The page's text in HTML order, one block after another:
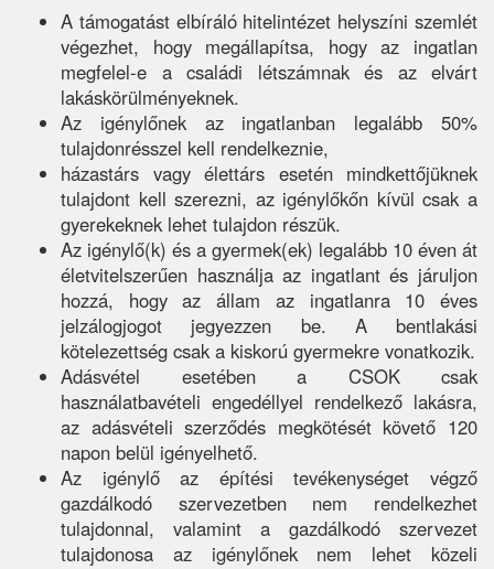
A támogatást elbíráló hitelintézet helyszíni szemlét
végezhet, hogy megállapítsa, hogy az ingatlan
megfelel-e a családi létszámnak és az elvárt
lakáskörülményeknek.
Az igénylőnek az ingatlanban legalább 50%
tulajdonrésszel kell rendelkeznie,
házastárs vagy élettárs esetén mindkettőjüknek
tulajdont kell szerezni, az igénylőkőn kívül csak a
gyerekeknek lehet tulajdon részük.
Az igénylő(k) és a gyermek(ek) legalább 10 éven át
életvitelszerűen használja az ingatlant és járuljon
hozzá, hogy az állam az ingatlanra 10 éves
jelzálogjogot jegyezzen be. A bentlakási
kötelezettség csak a kiskorú gyermekre vonatkozik.
Adásvétel esetében a CSOK csak
használatbavételi engedéllyel rendelkező lakásra,
az adásvételi szerződés megkötését követő 120
napon belül igényelhető.
Az igénylő az építési tevékenységet végző
gazdálkodó szervezetben nem rendelkezhet
tulajdonnal, valamint a gazdálkodó szervezet
tulajdonosa az igénylőnek nem lehet közeli